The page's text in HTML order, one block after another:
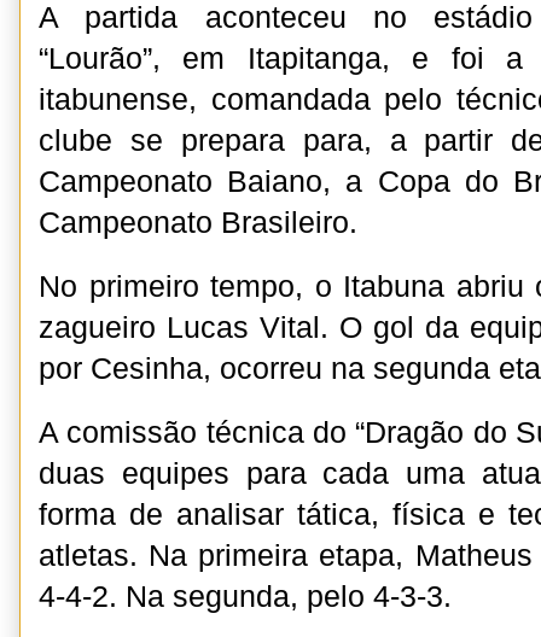
A partida aconteceu no
“Lourão”, em Itapitanga, e foi
itabunense, comandada pelo
clube se prepara para, a partir
Campeonato Baiano, a Copa do
Campeonato Brasileiro.
No primeiro tempo, o Itabuna
zagueiro Lucas Vital. O gol da
por Cesinha, ocorreu na segunda
A comissão técnica do “Dragão do
duas equipes para cada uma
forma de analisar tática, física e
atletas. Na primeira etapa,
4-4-2. Na segunda, pelo 4-3-3.